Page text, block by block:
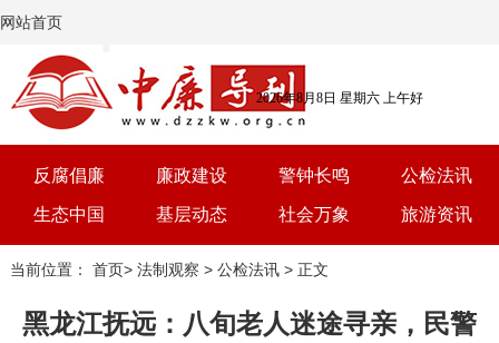
网站首页
2026年8月8日 星期六 上午好
反腐倡廉 廉政建设 警钟长鸣 公检法讯
生态中国 基层动态 社会万象 旅游资讯
党建 文选 三农 艺术
当前位置： 首页> 法制观察 > 公检法讯> 正文
黑龙江抚远：八旬老人迷途寻亲，民警